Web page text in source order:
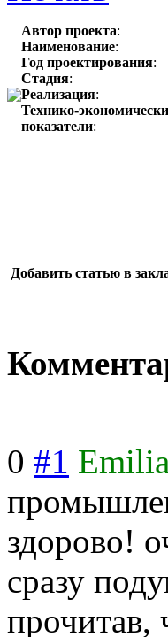
Автор проекта:
Наименование:
Год проектирования:
Стадия:
Реализация:
Технико-
показатели:
Добавить статью в
0 #1
здорово!
сразу
прочитав,